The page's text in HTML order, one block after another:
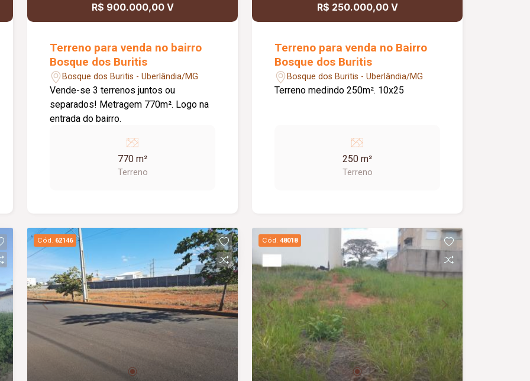
R$ 900.000,00 V
Terreno para venda no bairro
Bosque dos Buritis
Bosque dos Buritis - Uberlândia/MG
Vende-se 3 terrenos juntos ou
separados! Metragem 770m². Logo na
entrada do bairro.
770 m²
Terreno
R$ 250.000,00 V
Terreno para venda no Bairro
Bosque dos Buritis
Bosque dos Buritis - Uberlândia/MG
Terreno medindo 250m². 10x25
250 m²
Terreno
Cód. 62146 Cód. 48018